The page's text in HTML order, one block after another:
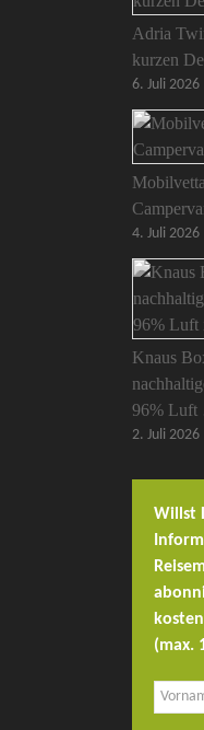
Adria
kurzen
6. Juli 2026
4. Juli 2026
Knaus
96%
2. Juli 2026
Willst
(max.